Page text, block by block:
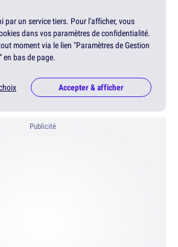
par un service tiers. Pour l'afficher, vous
dans vos paramètres de confidentialité.
moment via le lien "Paramètres de Gestion
bas de page.
Accepter & afficher
Publicité